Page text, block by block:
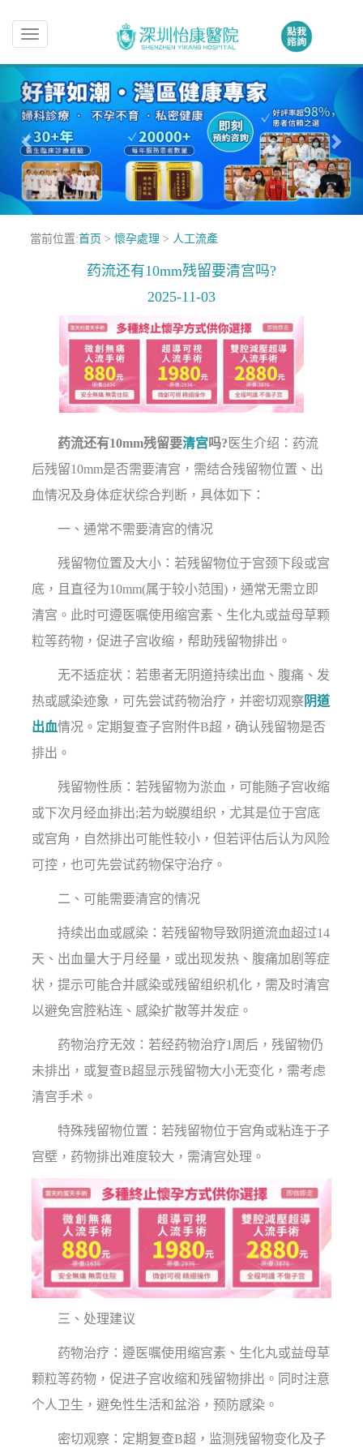
Toggle
navigation
當前位置:首页 > 懷孕處理 > 人工流產
药流还有10mm残留要清宫吗?
2025-11-03
药流还有10mm残留要清宫吗? 医生介绍：药流
后残留10mm是否需要清宫，需结合残留物位置、出
血情况及身体症状综合判断，具体如下：
一、通常不需要清宫的情况
残留物位置及大小：若残留物位于宫颈下段或宫
底，且直径为10mm(属于较小范围)，通常无需立即
清宫。此时可遵医嘱使用缩宫素、生化丸或益母草颗
粒等药物，促进子宫收缩，帮助残留物排出。
无不适症状：若患者无阴道持续出血、腹痛、发
热或感染迹象，可先尝试药物治疗，并密切观察 阴道
出血情况。定期复查子宫附件B超，确认残留物是否
排出。
残留物性质：若残留物为淤血，可能随子宫收缩
或下次月经血排出;若为蜕膜组织，尤其是位于宫底
或宫角，自然排出可能性较小，但若评估后认为风险
可控，也可先尝试药物保守治疗。
二、可能需要清宫的情况
持续出血或感染：若残留物导致阴道流血超过14
天、出血量大于月经量，或出现发热、腹痛加剧等症
状，提示可能合并感染或残留组织机化，需及时清宫
以避免宫腔粘连、感染扩散等并发症。
药物治疗无效：若经药物治疗1周后，残留物仍
未排出，或复查B超显示残留物大小无变化，需考虑
清宫手术。
特殊残留物位置：若残留物位于宫角或粘连于子
宫壁，药物排出难度较大，需清宫处理。
三、处理建议
药物治疗：遵医嘱使用缩宫素、生化丸或益母草
颗粒等药物，促进子宫收缩和残留物排出。同时注意
个人卫生，避免性生活和盆浴，预防感染。
密切观察：定期复查B超，监测残留物变化及子